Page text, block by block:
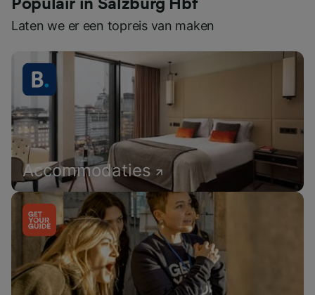
Populair in Salzburg Hbf
Laten we er een topreis van maken
Accommodaties